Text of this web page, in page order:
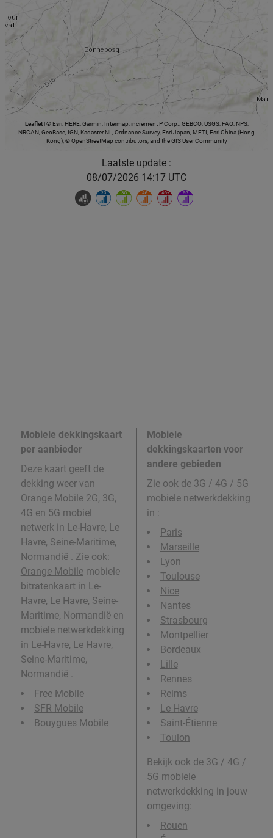
Leaflet |© Esri, HERE, Garmin, Intermap, increment P Corp., GEBCO, USGS, FAO, NPS,
NRCAN, GeoBase, IGN, Kadaster NL, Ordnance Survey, Esri Japan, METI, Esri China (Hong
Kong), © OpenStreetMap contributors, and the GIS User Community
Laatste update :
08/07/2026 14:17 UTC
Mobiele dekkingskaart
per aanbieder
Deze kaart geeft de
dekking weer van
Orange Mobile 2G, 3G,
4G en 5G mobiel
netwerk in Le-Havre, Le
Havre, Seine-Maritime,
Normandië . Zie ook:
Orange Mobilemobiele
bitratenkaart in Le-
Havre, Le Havre, Seine-
Maritime, Normandië en
mobiele netwerkdekking
in Le-Havre, Le Havre,
Seine-Maritime,
Normandië .
Free Mobile
SFR Mobile
Bouygues Mobile
Mobiele
dekkingskaarten voor
andere gebieden
Zie ook de 3G / 4G / 5G
mobiele netwerkdekking
in :
Paris
Marseille
Lyon
Toulouse
Nice
Nantes
Strasbourg
Montpellier
Bordeaux
Lille
Rennes
Reims
Le Havre
Saint-Étienne
Toulon
Bekijk ook de 3G / 4G /
5G mobiele
netwerkdekking in jouw
omgeving:
Rouen